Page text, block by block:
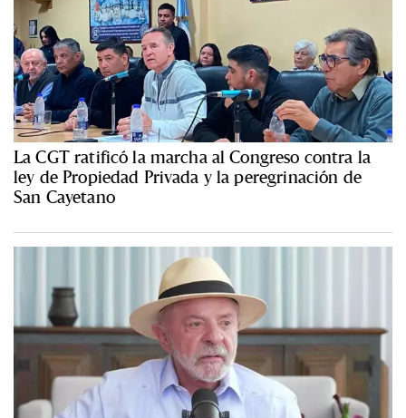
La CGT ratificó la marcha al Congreso contra la
ley de Propiedad Privada y la peregrinación de
San Cayetano